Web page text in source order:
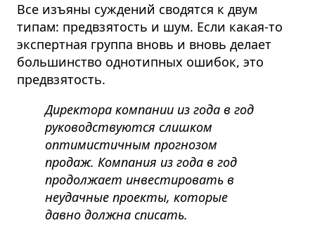
Все изъяны суждений сводятся к двум
типам: предвзятость и шум. Если какая-то
экспертная группа вновь и вновь делает
большинство однотипных ошибок, это
предвзятость.
Директора компании из года в год
руководствуются слишком
оптимистичным прогнозом
продаж. Компания из года в год
продолжает инвестировать в
неудачные проекты, которые
давно должна списать.